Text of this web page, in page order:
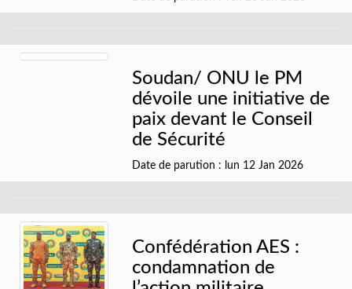
Soudan/ ONU le PM
dévoile une initiative de
paix devant le Conseil
de Sécurité
Date de parution : lun 12 Jan 2026
Confédération AES :
condamnation de